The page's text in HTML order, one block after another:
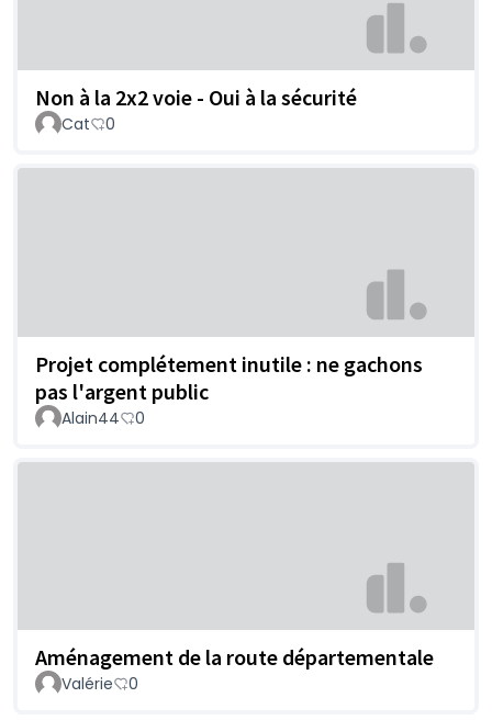
Non à la 2x2 voie - Oui à la sécurité
Cat 0
Projet complétement inutile : ne gachons
pas l'argent public
Alain44 0
Aménagement de la route départementale
Valérie 0